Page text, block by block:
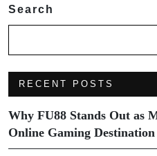
Search
RECENT POSTS
Why FU88 Stands Out as
Online Gaming Destination